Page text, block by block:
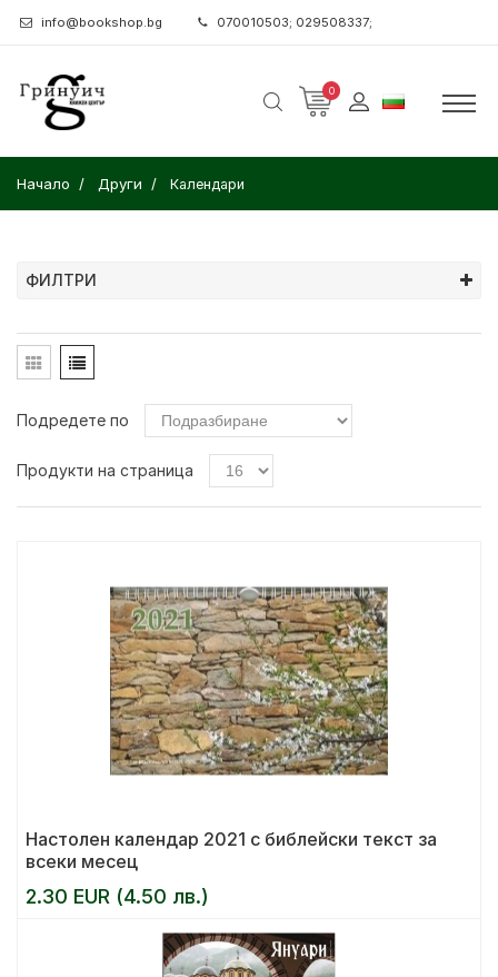
info@bookshop.bg 070010503; 029508337;
0
Начало Други Календари
ФИЛТРИ
Подредете по
Продукти на страница
Настолен календар 2021 с библейски текст за
всеки месец
2.30 EUR (4.50 лв.)